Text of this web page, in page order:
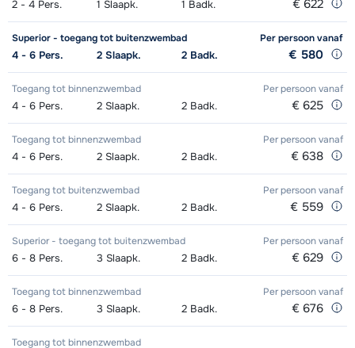
dagen) van week
Excellent (Excellence) Ski's +
afhankelijk
Excellent (Excellence) Ski's +
Stokken (8 dagen)
afhankelijk
van week
Excellent (Excellence) Schoenen (8
afhankelijk
Goud (Sensation) Ski's + Schoenen
+ Stokken (8 dagen)
afhankelijk
van week
Goud (Sensation) Ski's + Stokken (8
dagen)
afhankelijk
van week
Goud (Sensation) Schoenen (8
afhankelijk
Mini Kid Schoenen (6/7 dagen)
afhankelijk
van week
Kampioen (Champion) Ski's +
Schoenen + Stokken (8 dagen)
afhankelijk
van week
Kampioen (Champion) Ski's +
Stokken (8 dagen)
afhankelijk
van week
dagen)
van week
Toekomst (Espoir) Ski's + Schoenen
+ Stokken (8 dagen)
afhankelijk
van week
Goud (Sensation) Snowboard (8
dagen)
afhankelijk
van week
Goud (Sensation) Boots (8 dagen)
afhankelijk
Zilver (Evolution) Snowboard +
Boots (8 dagen)
afhankelijk
van week
Zilver (Evolution) Snowboard (8
dagen)
afhankelijk
van week
Zilver (Evolution) Boots (8 dagen)
afhankelijk
van week
dagen)
van week
2 - 4 Pers. 1 Slaapk. 1 Badk. € 622
Superior - toegang tot buitenzwembad Per persoonvanaf
4 - 6 Pers. 2 Slaapk. 2 Badk. € 580
Toegang tot binnenzwembad Per persoonvanaf
4 - 6 Pers. 2 Slaapk. 2 Badk. € 625
Toegang tot binnenzwembad Per persoonvanaf
4 - 6 Pers. 2 Slaapk. 2 Badk. € 638
Toegang tot buitenzwembad Per persoonvanaf
4 - 6 Pers. 2 Slaapk. 2 Badk. € 559
Superior - toegang tot buitenzwembad Per persoonvanaf
6 - 8 Pers. 3 Slaapk. 2 Badk. € 629
Toegang tot binnenzwembad Per persoonvanaf
6 - 8 Pers. 3 Slaapk. 2 Badk. € 676
Toegang tot binnenzwembad